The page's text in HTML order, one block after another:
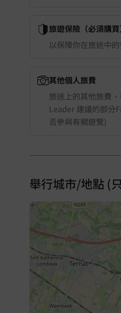
旅遊保險（必須購買
以保障你在旅途中
其他個人旅費
旅途上的其他旅費
Leader 建議的部分
否參與有關遊覽)
舉行城市/地點 (